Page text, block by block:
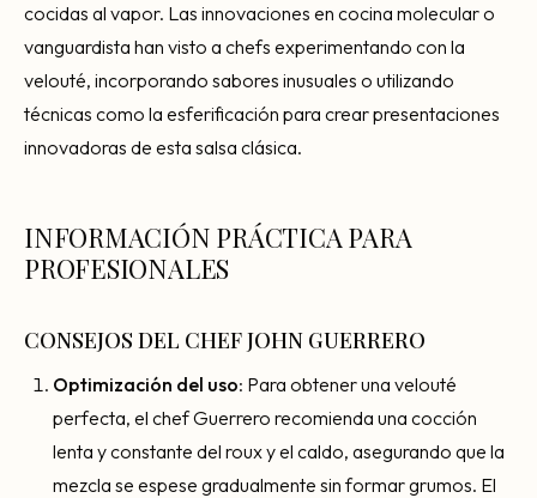
cocidas al vapor. Las innovaciones en cocina molecular o
vanguardista han visto a chefs experimentando con la
velouté, incorporando sabores inusuales o utilizando
técnicas como la esferificación para crear presentaciones
innovadoras de esta salsa clásica.
INFORMACIÓN PRÁCTICA PARA
PROFESIONALES
CONSEJOS DEL CHEF JOHN GUERRERO
Optimización del uso: Para obtener una velouté
perfecta, el chef Guerrero recomienda una cocción
lenta y constante del roux y el caldo, asegurando que la
mezcla se espese gradualmente sin formar grumos. El